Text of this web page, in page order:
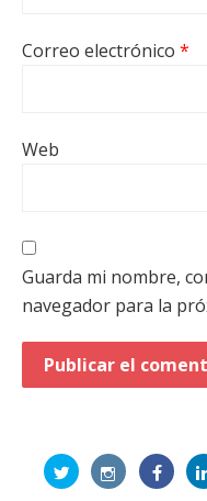
Correo electrónico *
Web
Guarda mi nombre,
navegador para la